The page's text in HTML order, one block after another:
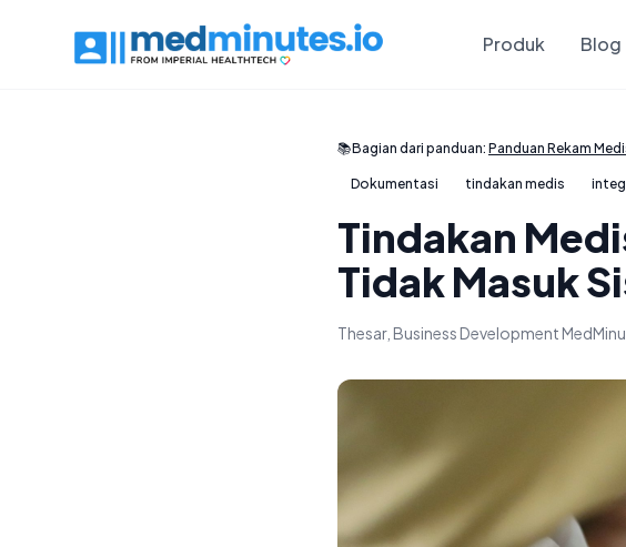
Produk Blog
📚Bagian dari panduan: Panduan Rekam
Dokumentasi tindakan medis
Tindakan
Tidak Masuk
Thesar, Business Development